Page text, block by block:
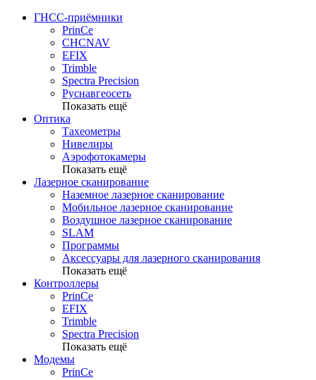
ГНСС-приёмники
PrinCe
CHCNAV
EFIX
Trimble
Spectra Precision
Руснавгеосеть
Показать ещё
Оптика
Тахеометры
Нивелиры
Аэрофотокамеры
Показать ещё
Лазерное сканирование
Наземное лазерное сканирование
Мобильное лазерное сканирование
Воздушное лазерное сканирование
SLAM
Программы
Аксессуары для лазерного сканирования
Показать ещё
Контроллеры
PrinCe
EFIX
Trimble
Spectra Precision
Показать ещё
Модемы
PrinCe